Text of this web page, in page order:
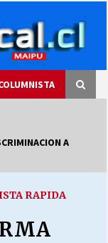
69 AÑOS DE
A
RAPIDA